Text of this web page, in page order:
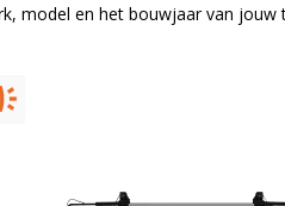
model en het bouwjaar van